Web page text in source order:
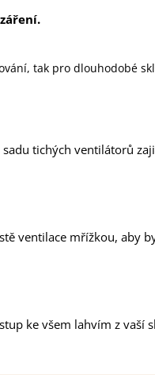
tak pro dlouhodobé
tichých ventilátorů
ventilace mřížkou, aby
ke všem lahvím z vaší